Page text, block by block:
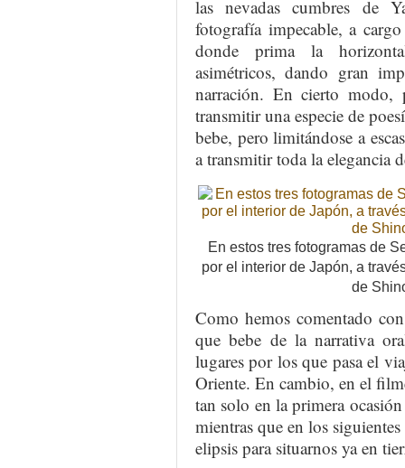
las nevadas cumbres de
fotografía impecable, a
donde prima la
asimétricos, dando gran
narración. En cierto modo,
transmitir una especie de
bebe, pero limitándose a
a transmitir toda la elegancia
En estos tres fotogramas de
por el interior de Japón, a
de
Como hemos comentado
que bebe de la narrativa
lugares por los que pasa el
Oriente. En cambio, en el
tan solo en la primera
mientras que en los
elipsis para situarnos ya en